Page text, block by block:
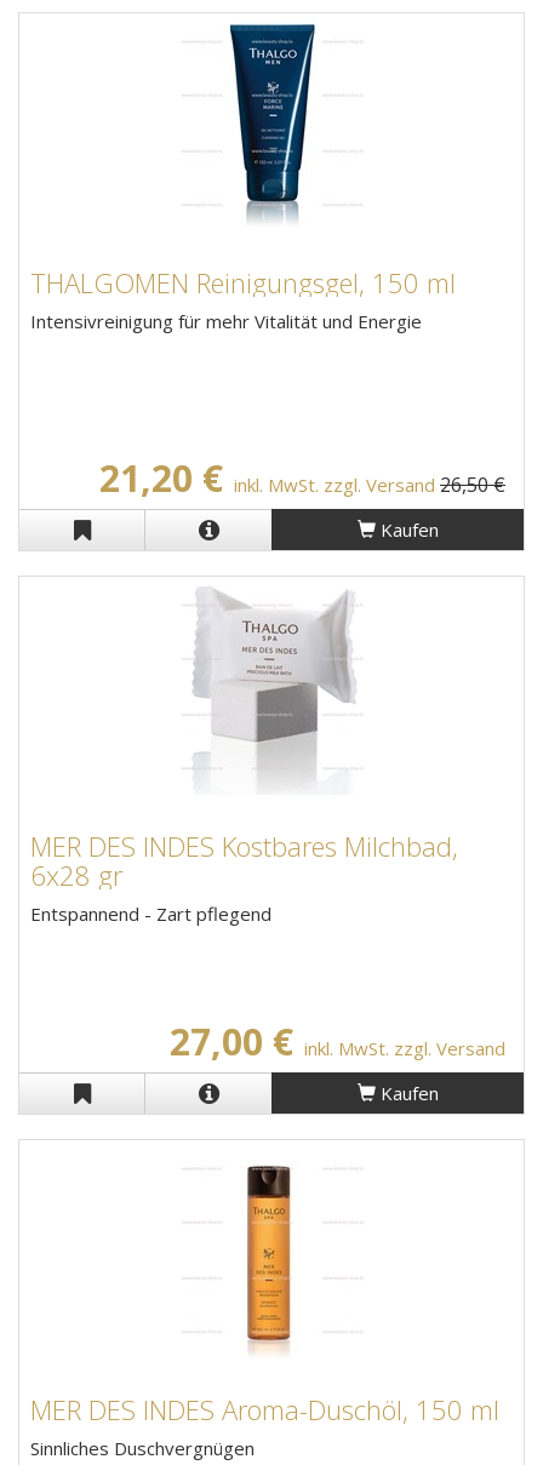
THALGOMEN Reinigungsgel, 150 ml
Intensivreinigung für mehr Vitalität und Energie
21,20 € inkl. MwSt. zzgl. Versand 26,50 €
Kaufen
MER DES INDES Kostbares Milchbad,
6x28 gr
Entspannend - Zart pflegend
27,00 € inkl. MwSt. zzgl. Versand
Kaufen
MER DES INDES Aroma-Duschöl, 150 ml
Sinnliches Duschvergnügen